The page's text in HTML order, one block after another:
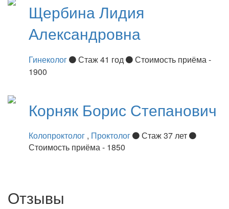
ЩербинаЛидия
Александровна
Гинеколог Стаж 41 год
Стоимость приёма -
1900
Корняк Борис Степанович
Колопроктолог , Проктолог
Стаж 37 лет
Стоимость приёма - 1850
Отзывы